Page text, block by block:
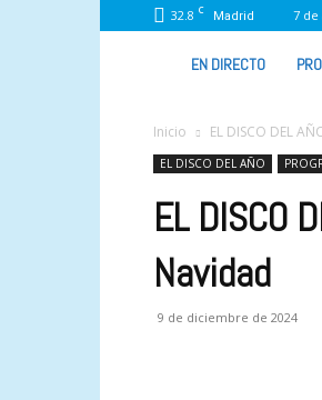
32.8 C Madrid 7 de
VIVA
RADIO
EN DIRECTO
Inicio EL DISCO DEL
EL DISCO DEL AÑO
EL DISCO
Navidad
9 de diciembre de 2024